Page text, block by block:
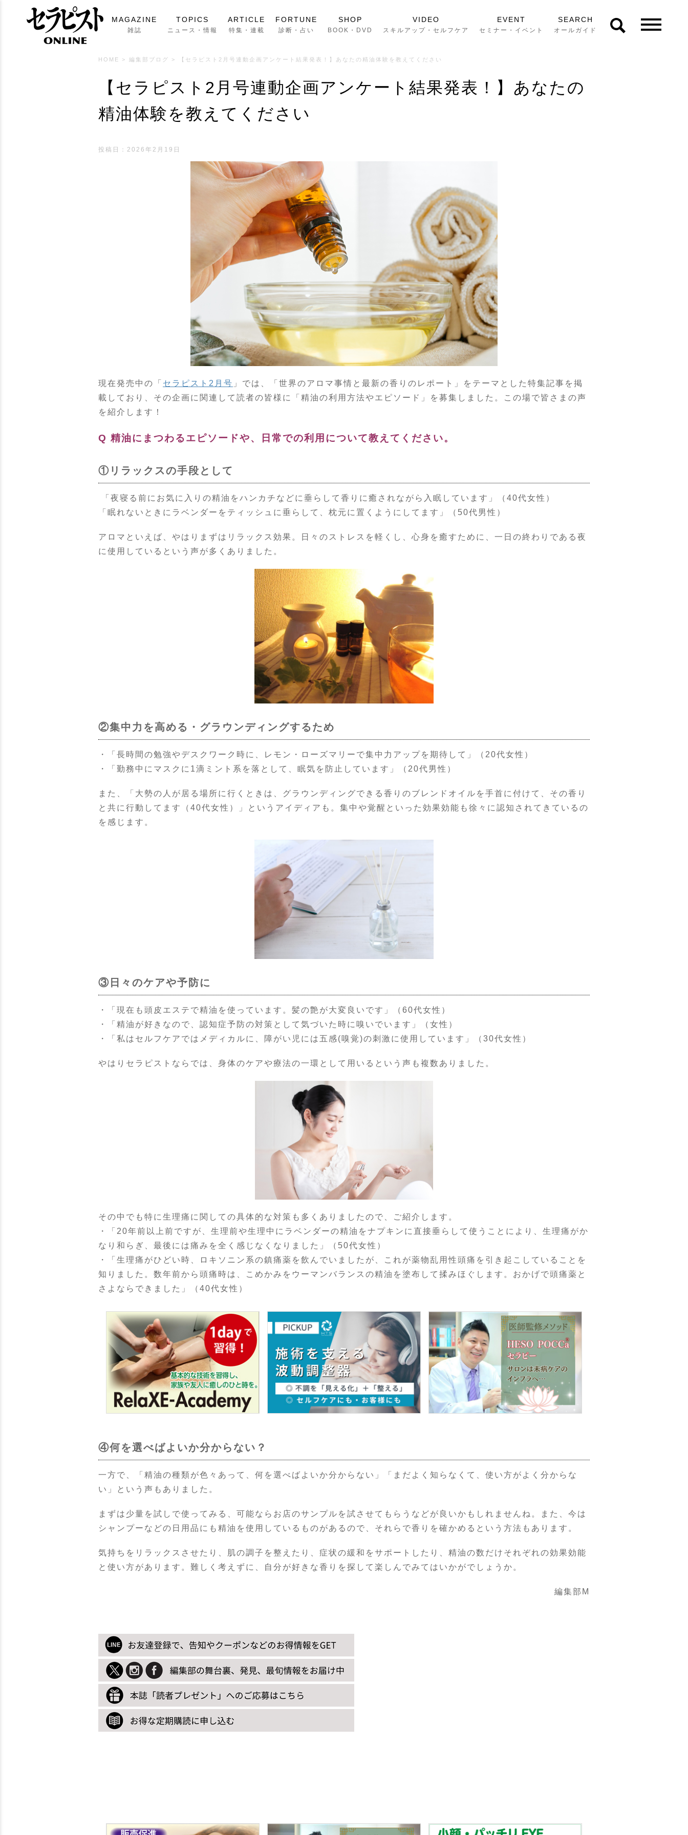
MAGAZINE
雑誌
TOPICS
ニュース・情報
ARTICLE
特集・連載
FORTUNE
診断・占い
SHOP
BOOK・DVD
VIDEO
スキルアップ・セルフケア
EVENT
セミナー・イベント
SEARCH
オールガイド
HOME > 編集部ブログ > 【セラピスト2月号連動企画アンケート結果発表！】あなたの精油体験を教えてください
【セラピスト2月号連動企画アンケート結果発表！】あなたの
精油体験を教えてください
投稿日：2026年2月19日
現在発売中の「 セラピスト2月号 」では、「世界のアロマ事情と最新の香りのレポート」をテーマとした特集記事を掲
載しており、その企画に関連して読者の皆様に「精油の利用方法やエピソード」を募集しました。この場で皆さまの声
を紹介します！
Q 精油にまつわるエピソードや、日常での利用について教えてください。
①リラックスの手段として
「夜寝る前にお気に入りの精油をハンカチなどに垂らして香りに癒されながら入眠しています」（40代女性）
「眠れないときにラベンダーをティッシュに垂らして、枕元に置くようにしてます」（50代男性）
アロマといえば、やはりまずはリラックス効果。日々のストレスを軽くし、心身を癒すために、一日の終わりである夜
に使用しているという声が多くありました。
②集中力を高める・グラウンディングするため
・「長時間の勉強やデスクワーク時に、レモン・ローズマリーで集中力アップを期待して」（20代女性）
・「勤務中にマスクに1滴ミント系を落として、眠気を防止しています」（20代男性）
また、「大勢の人が居る場所に行くときは、グラウンディングできる香りのブレンドオイルを手首に付けて、その香り
と共に行動してます（40代女性）」というアイディアも。集中や覚醒といった効果効能も徐々に認知されてきているの
を感じます。
③日々のケアや予防に
・「現在も頭皮エステで精油を使っています。髪の艶が大変良いです」（60代女性）
・「精油が好きなので、認知症予防の対策として気づいた時に嗅いでいます」（女性）
・「私はセルフケアではメディカルに、障がい児には五感(嗅覚)の刺激に使用しています」（30代女性）
やはりセラピストならでは、身体のケアや療法の一環として用いるという声も複数ありました。
その中でも特に生理痛に関しての具体的な対策も多くありましたので、ご紹介します。
・「20年前以上前ですが、生理前や生理中にラベンダーの精油をナプキンに直接垂らして使うことにより、生理痛がか
なり和らぎ、最後には痛みを全く感じなくなりました」（50代女性）
・「生理痛がひどい時、ロキソニン系の鎮痛薬を飲んでいましたが、これが薬物乱用性頭痛を引き起こしていることを
知りました。数年前から頭痛時は、こめかみをウーマンバランスの精油を塗布して揉みほぐします。おかげで頭痛薬と
さよならできました」（40代女性）
④何を選べばよいか分からない？
一方で、「精油の種類が色々あって、何を選べばよいか分からない」「まだよく知らなくて、使い方がよく分からな
い」という声もありました。
まずは少量を試しで使ってみる、可能ならお店のサンプルを試させてもらうなどが良いかもしれませんね。また、今は
シャンプーなどの日用品にも精油を使用しているものがあるので、それらで香りを確かめるという方法もあります。
気持ちをリラックスさせたり、肌の調子を整えたり、症状の緩和をサポートしたり、精油の数だけそれぞれの効果効能
と使い方があります。難しく考えずに、自分が好きな香りを探して楽しんでみてはいかがでしょうか。
編集部M